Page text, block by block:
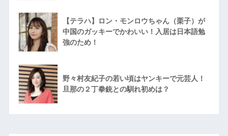
【テラハ】ロン・モンロウちゃん（栗子）が
中国のガッキーでかわいい！入居は日本語勉
強のため！
野々村友紀子の若い頃はヤンキーで元芸人！
旦那の２丁拳銃との馴れ初めは？